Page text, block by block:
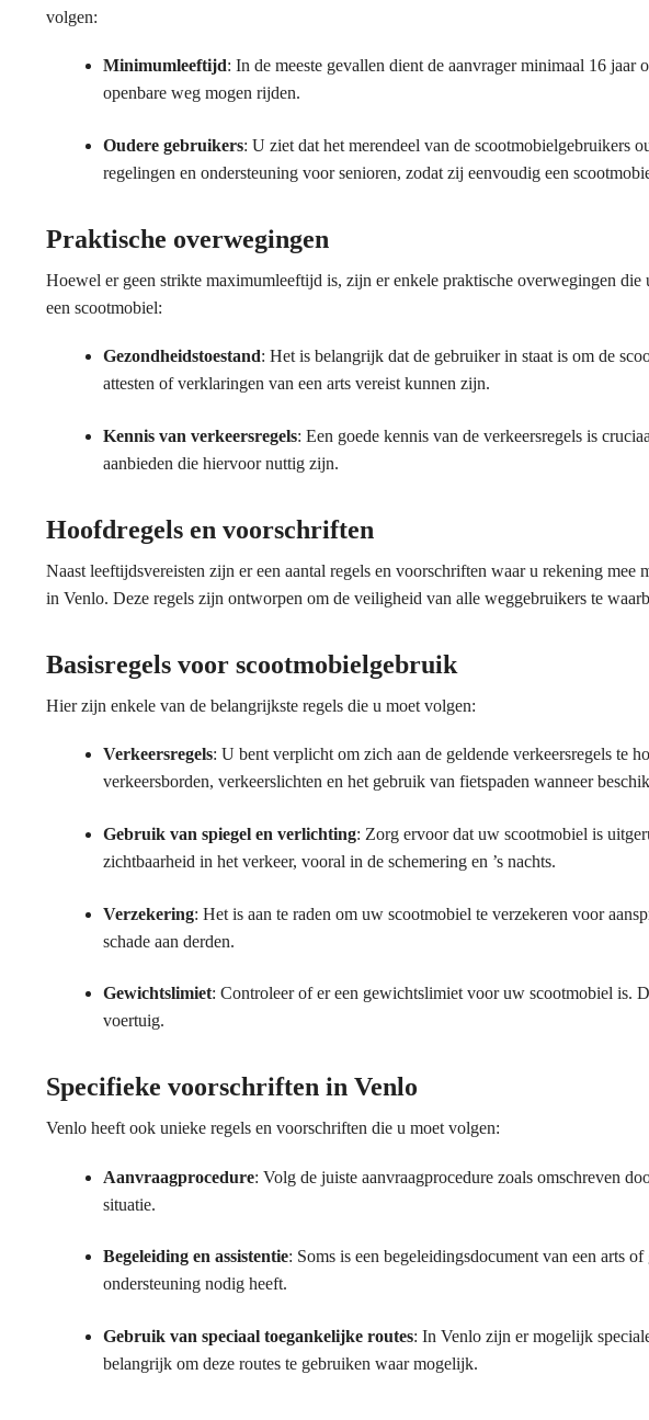
volgen:
Minimumleeftijd: In de meeste gevallen dient de aanvrager minimaal 16
openbare weg mogen rijden.
Oudere gebruikers: U ziet dat het merendeel van de scootmobielgebruikers
regelingen en ondersteuning voor senioren, zodat zij eenvoudig een
Praktische overwegingen
Hoewel er geen strikte maximumleeftijd is, zijn er enkele praktische overwegingen
een scootmobiel:
Gezondheidstoestand: Het is belangrijk dat de gebruiker in staat is om de
attesten of verklaringen van een arts vereist kunnen zijn.
Kennis van verkeersregels: Een goede kennis van de verkeersregels is
aanbieden die hiervoor nuttig zijn.
Hoofdregels en voorschriften
Naast leeftijdsvereisten zijn er een aantal regels en voorschriften waar u rekening
in Venlo. Deze regels zijn ontworpen om de veiligheid van alle weggebruikers te
Basisregels voor scootmobielgebruik
Hier zijn enkele van de belangrijkste regels die u moet volgen:
Verkeersregels: U bent verplicht om zich aan de geldende verkeersregels te
verkeersborden, verkeerslichten en het gebruik van fietspaden wanneer
Gebruik van spiegel en verlichting: Zorg ervoor dat uw scootmobiel is
zichtbaarheid in het verkeer, vooral in de schemering en ’s nachts.
Verzekering: Het is aan te raden om uw scootmobiel te verzekeren voor
schade aan derden.
Gewichtslimiet: Controleer of er een gewichtslimiet voor uw scootmobiel is.
voertuig.
Specifieke voorschriften in Venlo
Venlo heeft ook unieke regels en voorschriften die u moet volgen:
Aanvraagprocedure: Volg de juiste aanvraagprocedure zoals omschreven
situatie.
Begeleiding en assistentie: Soms is een begeleidingsdocument van een arts
ondersteuning nodig heeft.
Gebruik van speciaal toegankelijke routes: In Venlo zijn er mogelijk
belangrijk om deze routes te gebruiken waar mogelijk.